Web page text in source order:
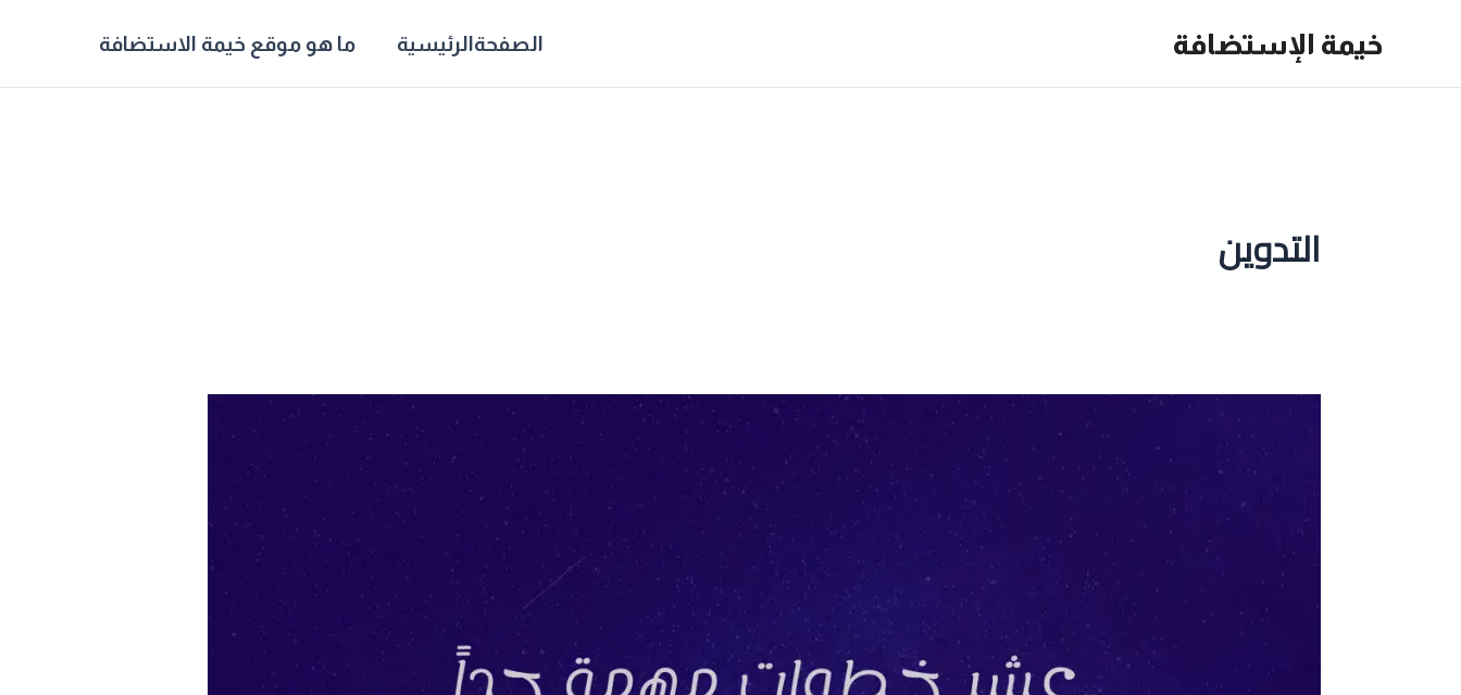
المحتوى
خيمة الإستضافة الصفحةالرئيسية ما هو موقع خيمة الاستضافة
التدوين
كتابة
المقالات
التدوين
حول
كلماتك
إلى